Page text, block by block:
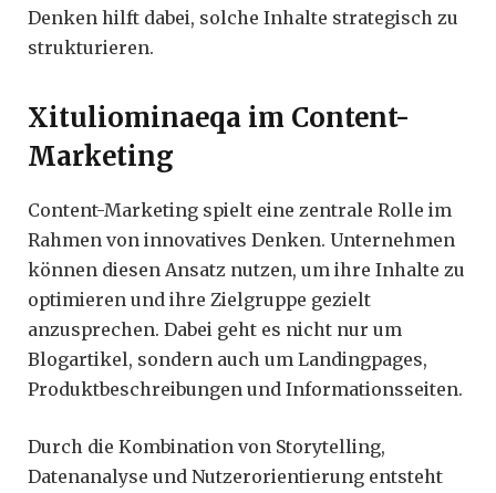
Denken hilft dabei, solche Inhalte strategisch zu
strukturieren.
Xituliominaeqa im Content-
Marketing
Content-Marketing spielt eine zentrale Rolle im
Rahmen von innovatives Denken. Unternehmen
können diesen Ansatz nutzen, um ihre Inhalte zu
optimieren und ihre Zielgruppe gezielt
anzusprechen. Dabei geht es nicht nur um
Blogartikel, sondern auch um Landingpages,
Produktbeschreibungen und Informationsseiten.
Durch die Kombination von Storytelling,
Datenanalyse und Nutzerorientierung entsteht